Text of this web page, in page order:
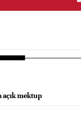
açık mektup